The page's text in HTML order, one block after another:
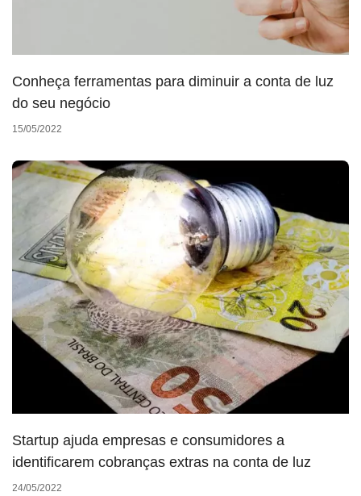
Conheça ferramentas para diminuir a conta de luz
do seu negócio
15/05/2022
Startup ajuda empresas e consumidores a
identificarem cobranças extras na conta de luz
24/05/2022